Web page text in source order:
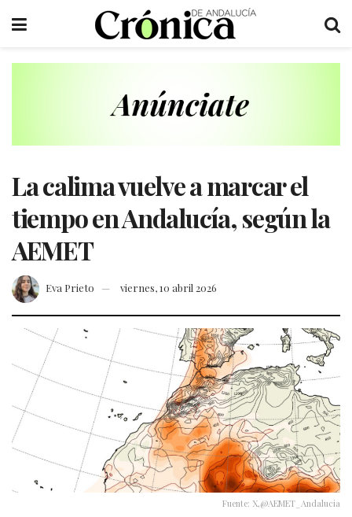
La calima vuelve a marcar el
tiempo en Andalucía, según la
AEMET
Eva Prieto viernes, 10 abril 2026
Fuente: X,@AEMET_Andalucia